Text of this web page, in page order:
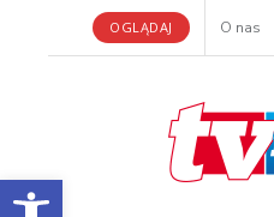
Otwórz pasek narzędzi
OGLĄDAJ O nas